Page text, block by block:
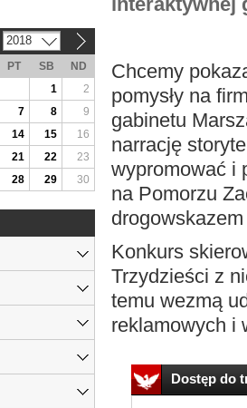
Chcemy
pomysły na
gabinetu
narrację
wypromować i
na Pomorzu
Konkurs
Trzydzieści z
temu wezmą
reklamowych i
Dostęp do
2018
PT SB
ND
1
2
7 8
9
14 15
16
21 22
23
28 29 30